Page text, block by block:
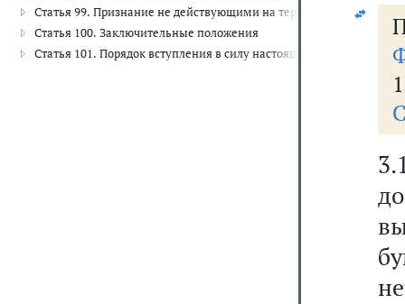
Статья 99. Признание не действующими на территории
Статья 100. Заключительные положения
Статья 101. Порядок вступления в силу настоящего Федерального